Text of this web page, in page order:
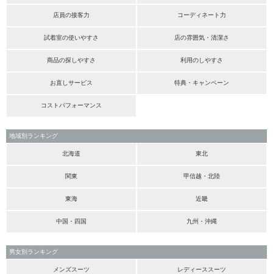
店員の接客力 コーディネート力
試着室の使いやすさ 店の雰囲気・清潔さ
商品の探しやすさ 利用のしやすさ
お直しサービス 特典・キャンペーン
コストパフォーマンス
地域別ランキング
北海道 東北
関東 甲信越・北陸
東海 近畿
中国・四国 九州・沖縄
男女別ランキング
メンズスーツ レディーススーツ